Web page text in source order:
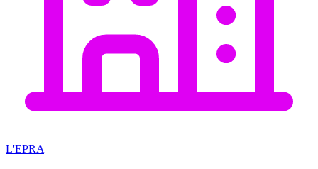
L'EPRA